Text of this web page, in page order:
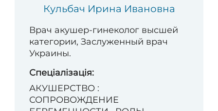
Кульбач Ирина Ивановна
Врач акушер-гинеколог высшей
категории, Заслуженный врач
Украины.
Спеціалізація:
АКУШЕРСТВО :
СОПРОВОЖДЕНИЕ